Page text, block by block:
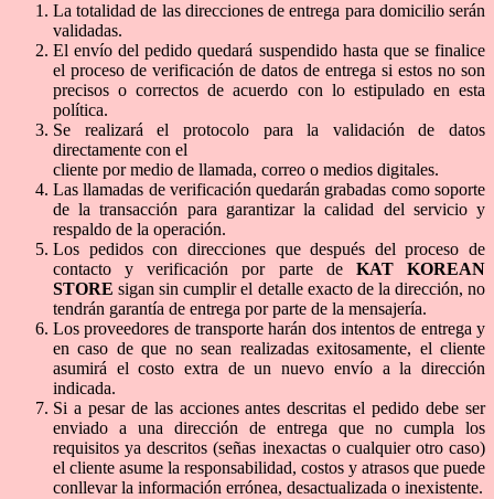
La totalidad de las direcciones de entrega para domicilio serán
validadas.
El envío del pedido quedará suspendido hasta que se finalice
el proceso de verificación de datos de entrega si estos no son
precisos o correctos de acuerdo con lo estipulado en esta
política.
Se realizará el protocolo para la validación de datos
directamente con el
cliente por medio de llamada, correo o medios digitales.
Las llamadas de verificación quedarán grabadas como soporte
de la transacción para garantizar la calidad del servicio y
respaldo de la operación.
Los pedidos con direcciones que después del proceso de
contacto y verificación por parte de KAT KOREAN
STOREsigan sin cumplir el detalle exacto de la dirección, no
tendrán garantía de entrega por parte de la mensajería.
Los proveedores de transporte harán dos intentos de entrega y
en caso de que no sean realizadas exitosamente, el cliente
asumirá el costo extra de un nuevo envío a la dirección
indicada.
Si a pesar de las acciones antes descritas el pedido debe ser
enviado a una dirección de entrega que no cumpla los
requisitos ya descritos (señas inexactas o cualquier otro caso)
el cliente asume la responsabilidad, costos y atrasos que puede
conllevar la información errónea, desactualizada o inexistente.